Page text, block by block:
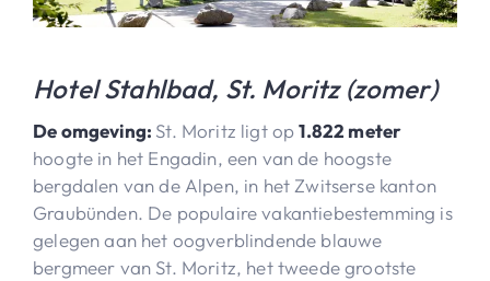
Hotel Stahlbad, St. Moritz (zomer)
De omgeving: St. Moritz ligt op1.822 meter
hoogte in het Engadin, een van de hoogste
bergdalen van de Alpen, in het Zwitserse kanton
Graubünden. De populaire vakantiebestemming is
gelegen aan het oogverblindende blauwe
bergmeer van St. Moritz, het tweede grootste